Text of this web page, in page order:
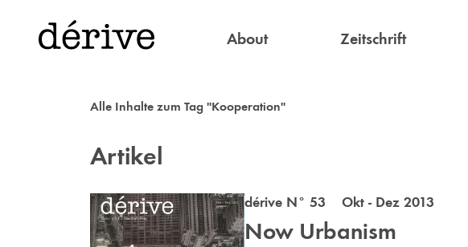
About Zeitschrift
Alle Inhalte zum Tag "Kooperation"
Artikel
dérive N° 53 Okt - Dez 2013
Now Urbanism